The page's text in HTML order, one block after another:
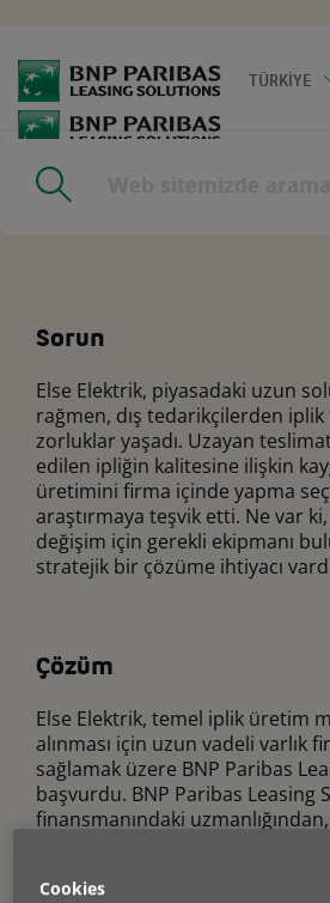
main
content
TÜRKİYE
Home
modelini değiştirdi
Sorun
Else Elektrik, piyasadaki uzun
rağmen, dış tedarikçilerden
zorluklar yaşadı. Uzayan
edilen ipliğin kalitesine ilişkin
üretimini firma içinde yapma
araştırmaya teşvik etti. Ne var
değişim için gerekli ekipmanı
stratejik bir çözüme ihtiyacı
Çözüm
Else Elektrik, temel iplik üretim
alınması için uzun vadeli varlık
sağlamak üzere BNP Paribas
başvurdu. BNP Paribas Leasing
finansmanındaki
ihtiyaçlarını karşılamak için ideal
Cookies